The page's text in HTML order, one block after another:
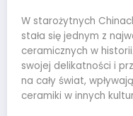
W starożytnych
stała się jednym z
ceramicznych w
swojej delikatności i
na cały świat,
ceramiki w innych